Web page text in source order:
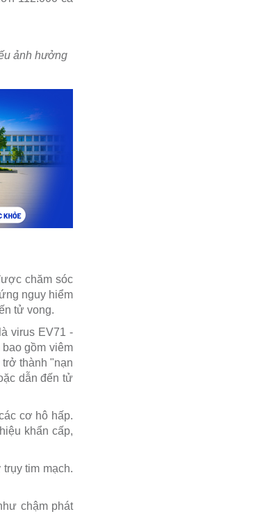
ảnh hưởng
chăm sóc
nguy hiểm
tử vong.
virus EV71 -
gồm viêm
thành "nạn
dẫn đến tử
cơ hô hấp.
khẩn cấp,
tim mạch.
chậm phát